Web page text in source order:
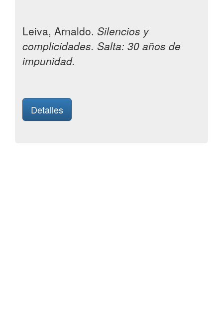
Leiva, Arnaldo. Silencios y
complicidades. Salta: 30 años de
impunidad.
Detalles